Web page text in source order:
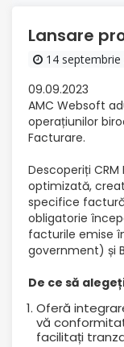
Lansare
14 septembrie
09.09.2023
AMC Websoft
operațiunilor
Facturare.
Descoperiți
optimizată,
specifice
obligatorie
facturile emise
government) și
De ce să
Oferă
vă
facilitați